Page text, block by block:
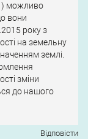
можливо
вони
року з
на земельну
землі.
зміни
до нашого
Відповіcти